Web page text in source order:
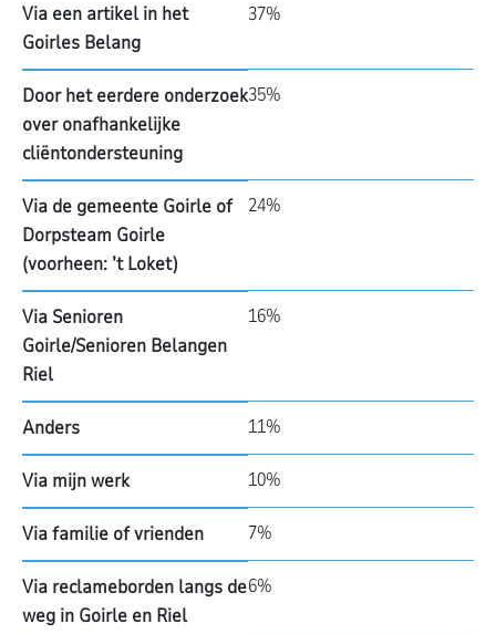
Via een artikel in het
Goirles Belang
37%
Door het eerdere onderzoek
over onafhankelijke
cliëntondersteuning
35%
Via de gemeente Goirle of
Dorpsteam Goirle
(voorheen: ’t Loket)
24%
Via Senioren
Goirle/Senioren Belangen
Riel
16%
Anders 11%
Via mijn werk 10%
Via familie of vrienden 7%
Via reclameborden langs de
weg in Goirle en Riel
6%